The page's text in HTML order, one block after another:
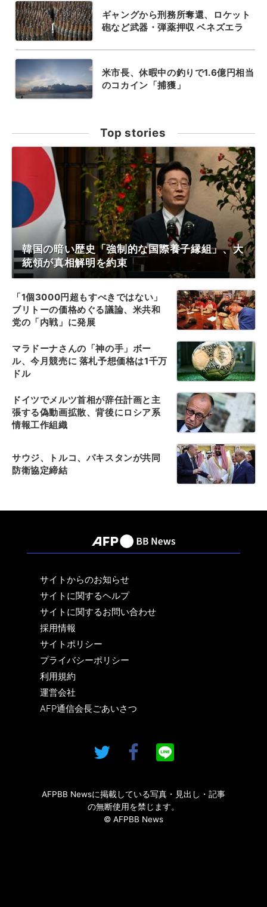
ギャングから刑務所奪還、ロケット
砲など武器・弾薬押収 ベネズエラ
米市長、休暇中の釣りで1.6億円相当
のコカイン「捕獲」
Top stories
韓国の暗い歴史「強制的な国際養子縁組」、大
統領が真相解明を約束
「1個3000円超もすべきではない」
ブリトーの価格めぐる議論、米共和
党の「内戦」に発展
マラドーナさんの「神の手」ボー
ル、今月競売に 落札予想価格は1千万
ドル
ドイツでメルツ首相が辞任計画と主
張する偽動画拡散、背後にロシア系
情報工作組織
サウジ、トルコ、パキスタンが共同
防衛協定締結
サイトからのお知らせ
サイトに関するヘルプ
サイトに関するお問い合わせ
採用情報
サイトポリシー
プライバシーポリシー
利用規約
運営会社
AFP通信会長ごあいさつ
AFPBB Newsに掲載している写真・見出し・記事
の無断使用を禁じます。
© AFPBB News